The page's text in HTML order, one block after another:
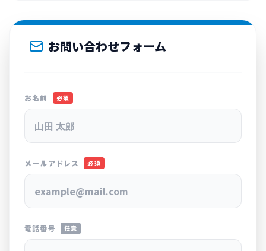
お問い合わせフォーム
お名前 必須
メールアドレス 必須
電話番号 任意